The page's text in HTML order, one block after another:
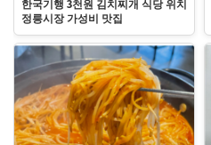
한국기행 3천원 김치찌개 식당 위치
정릉시장 가성비 맛집